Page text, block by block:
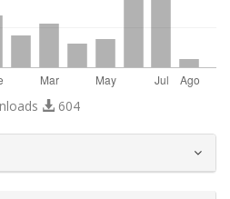
604